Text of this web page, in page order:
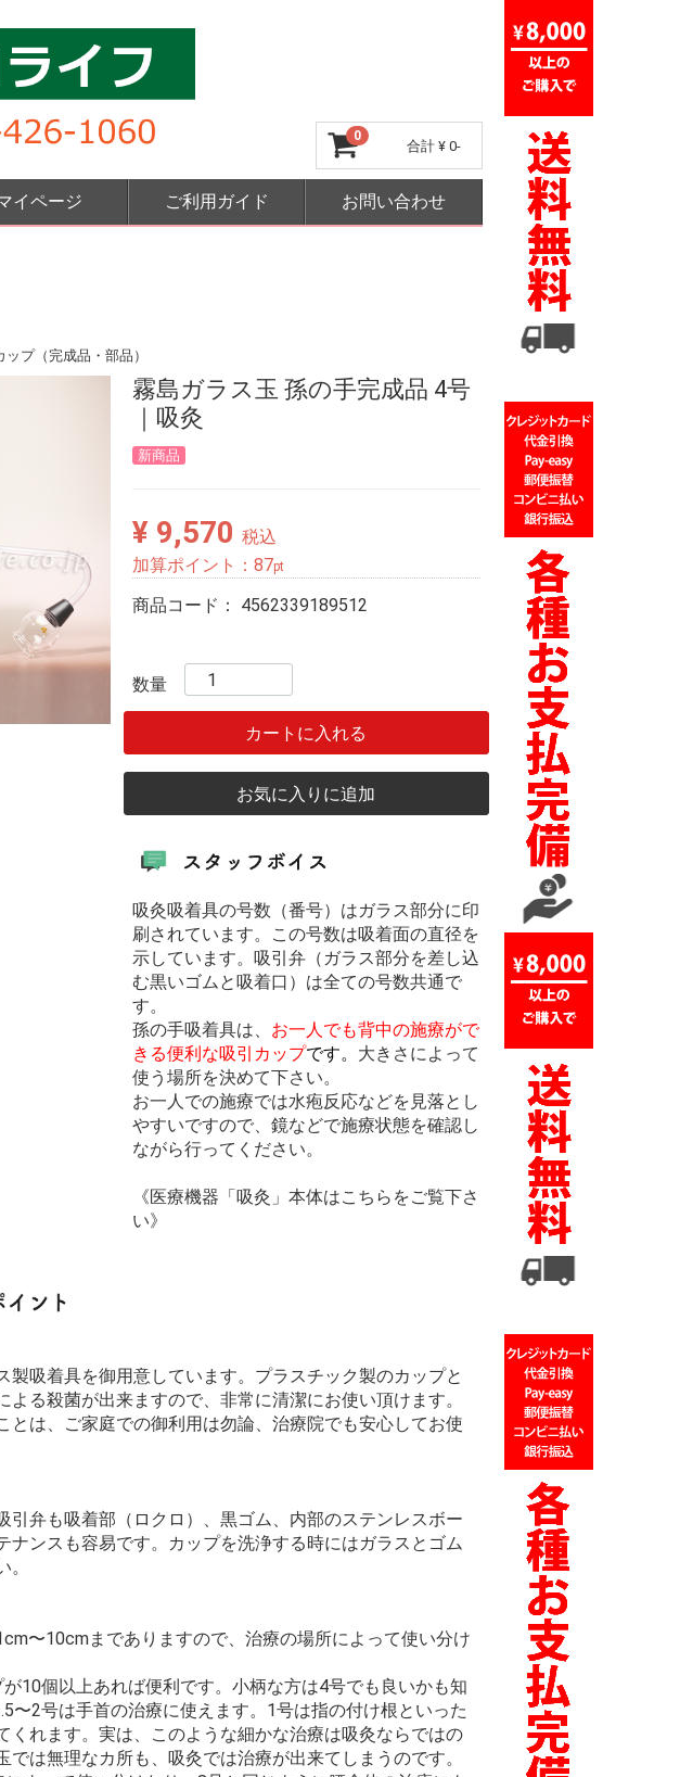
イページ ご利用ガイド お問い合わせ
ップ（完成品・部品）
霧島ガラス玉 孫の手完成品 4号
｜吸灸
新商品
¥ 9,570 税込
加算ポイント： 87pt
商品コード： 4562339189512
数量
カートに入れる
お気に入りに追加
吸灸吸着具の号数（番号）はガラス部分に印
刷されています。この号数は吸着面の直径を
示しています。吸引弁（ガラス部分を差し込
む黒いゴムと吸着口）は全ての号数共通で
す。
孫の手吸着具は、 お一人でも背中の施療がで
きる便利な吸引カップです。 大きさによって
使う場所を決めて下さい。
お一人での施療では水疱反応などを見落とし
やすいですので、鏡などで施療状態を確認し
ながら行ってください。
《医療機器「吸灸」本体はこちらをご覧下さ
い》
製吸着具を御用意しています。プラスチック製のカップと
る殺菌が出来ますので、非常に清潔にお使い頂けます。
とは、ご家庭での御利用は勿論、治療院でも安心してお使
引弁も吸着部（ロクロ）、黒ゴム、内部のステンレスボー
ナンスも容易です。カップを洗浄する時にはガラスとゴム
〜10cmまでありますので、治療の場所によって使い分け
10個以上あれば便利です。小柄な方は4号でも良いかも知
〜2号は手首の治療に使えます。1号は指の付け根といった
くれます。実は、このような細かな治療は吸灸ならではの
は無理なカ所も、吸灸では治療が出来てしまうのです。
0
合計¥ 0-